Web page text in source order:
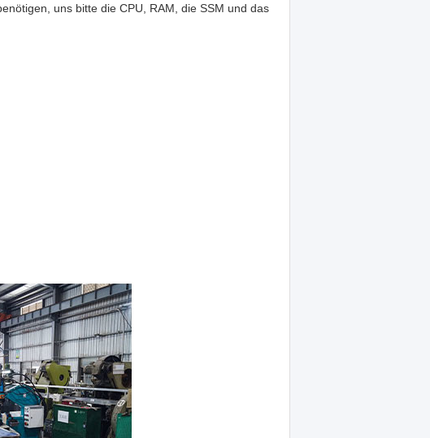
uns bitte die CPU, RAM, die SSM und das